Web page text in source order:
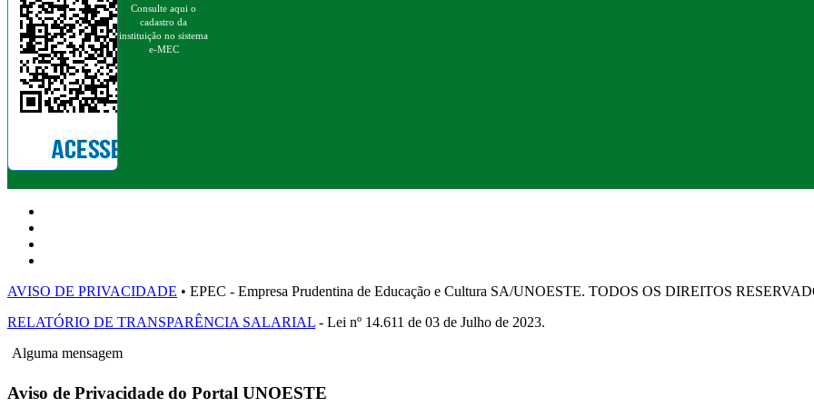
Consulte aqui o
cadastro da
instituição no sistema
e-MEC
AVISO DE PRIVACIDADE • EPEC - Empresa Prudentina de Educação e Cultura SA/UNOESTE. TODOS OS DIREITOS
RELATÓRIO DE TRANSPARÊNCIA SALARIAL - Lei nº 14.611 de 03 de Julho de 2023.
Alguma mensagem
Aviso de Privacidade do Portal UNOESTE